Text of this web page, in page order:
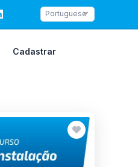
Portuguese
Cadastrar